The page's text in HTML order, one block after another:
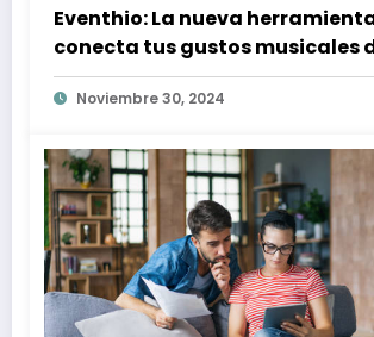
Eventhio: La nueva
conecta tus gustos musicales
Spotify con conciertos en tu
Noviembre 30, 2024